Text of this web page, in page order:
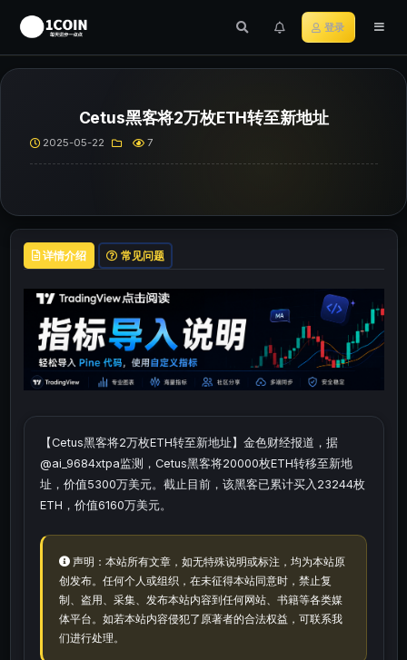
登录
Cetus黑客将2万枚ETH转至新地址
2025-05-22 7
详情介绍 常见问题
【Cetus黑客将2万枚ETH转至新地址】金色财经报道，据
@ai_9684xtpa监测，Cetus黑客将20000枚ETH转移至新地
址，价值5300万美元。截止目前，该黑客已累计买入23244枚
ETH，价值6160万美元。
声明：本站所有文章，如无特殊说明或标注，均为本站原
创发布。任何个人或组织，在未征得本站同意时，禁止复
制、盗用、采集、发布本站内容到任何网站、书籍等各类媒
体平台。如若本站内容侵犯了原著者的合法权益，可联系我
们进行处理。